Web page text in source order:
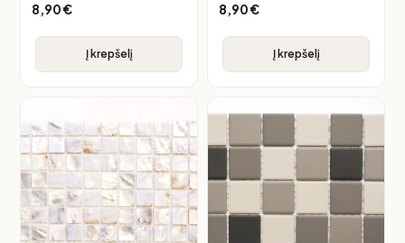
8,90€
Į krepšelį
8,90€
Į krepšelį